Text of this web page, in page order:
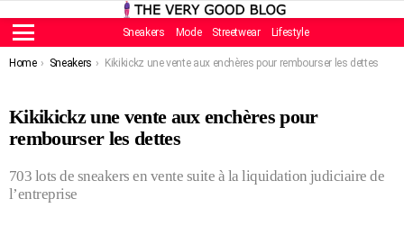
Menu
Sneakers Mode Streetwear Lifestyle
You are here:
Home Sneakers Kikikickz une vente aux enchères pour rembourser les dettes
Kikikickz une vente aux enchères pour
rembourser les dettes
703 lots de sneakers en vente suite à la liquidation judiciaire de
l’entreprise